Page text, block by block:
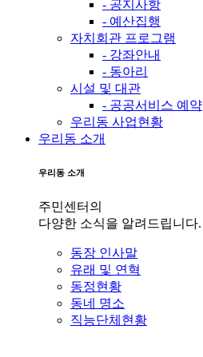
- 공지사항
- 예산집행
자치회관 프로그램
- 강좌안내
- 동아리
시설 및 대관
- 공공서비스 예약
우리동 사업현황
우리동 소개
우리동 소개
주민센터의
다양한 소식을 알려드립니다.
동장 인사말
유래 및 연혁
동정현황
동네 명소
직능단체현황